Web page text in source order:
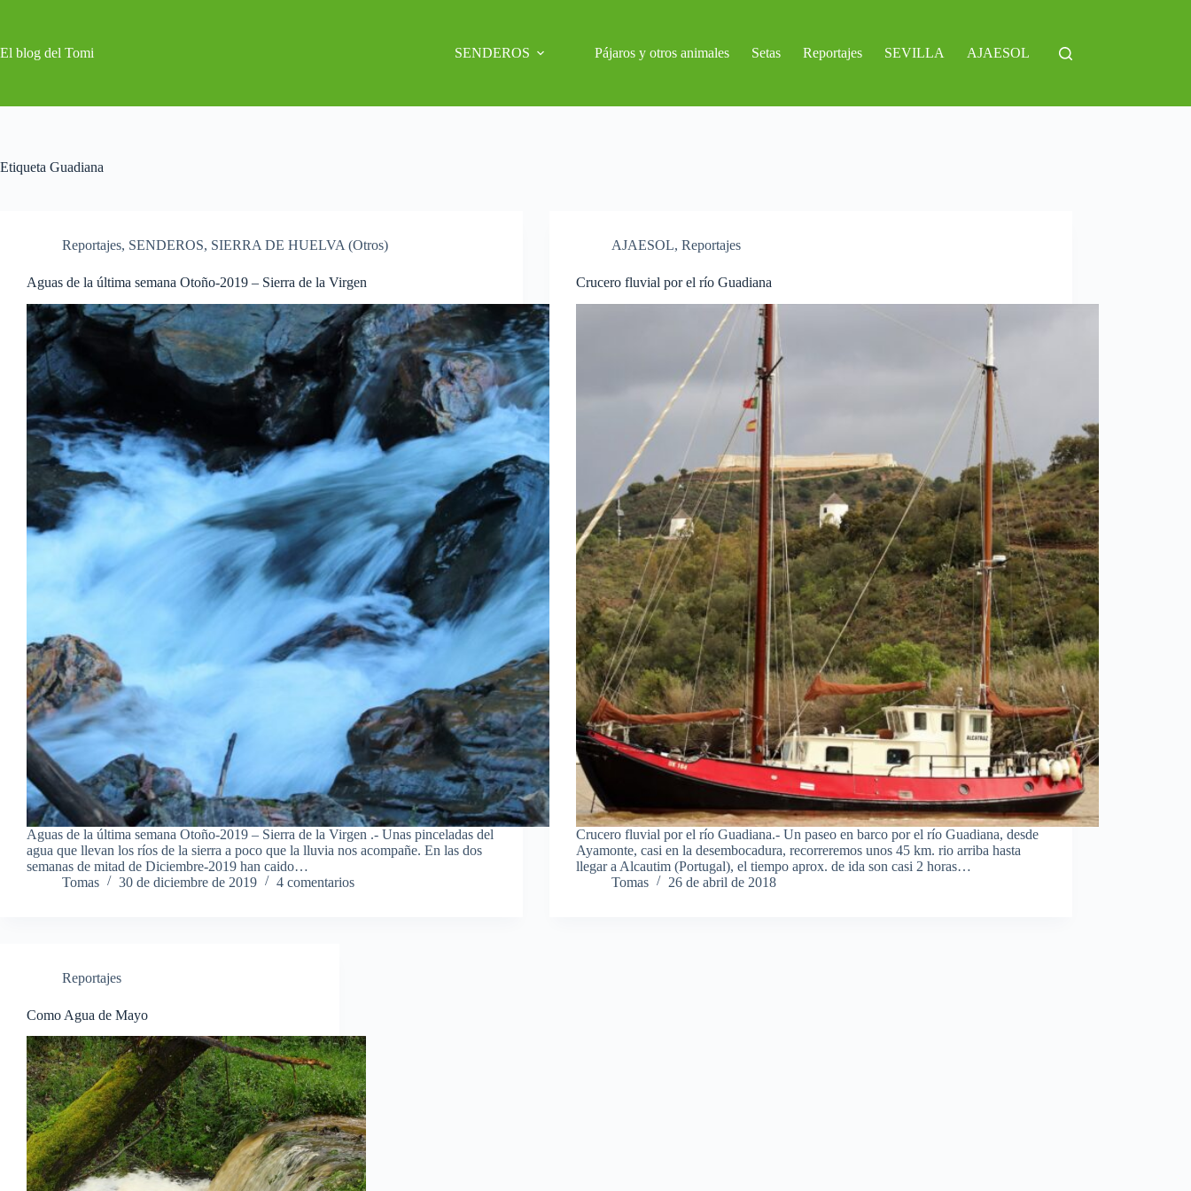
El blog del Tomi
SENDEROS Pájaros y otros animales Setas Reportajes SEVILLA AJAESOL
Etiqueta Guadiana
Reportajes, SENDEROS, SIERRA DE HUELVA (Otros)
Aguas de la última semana Otoño-2019 – Sierra de la Virgen
Aguas de la última semana Otoño-2019 – Sierra de la Virgen .- Unas pinceladas del
agua que llevan los ríos de la sierra a poco que la lluvia nos acompañe. En las dos
semanas de mitad de Diciembre-2019 han caido…
Tomas
30 de diciembre de 2019 4 comentarios
AJAESOL, Reportajes
Crucero fluvial por el río Guadiana
Crucero fluvial por el río Guadiana.- Un paseo en barco por el río Guadiana, desde
Ayamonte, casi en la desembocadura, recorreremos unos 45 km. rio arriba hasta
llegar a Alcautim (Portugal), el tiempo aprox. de ida son casi 2 horas…
Tomas
26 de abril de 2018
Reportajes
Como Agua de Mayo